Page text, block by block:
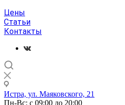
Цены
Статьи
Контакты
Истра, ул. Маяковского, 21
Пн-Вс: с 09:00 до 20:00